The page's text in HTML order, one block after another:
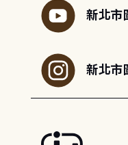
新北
新北市